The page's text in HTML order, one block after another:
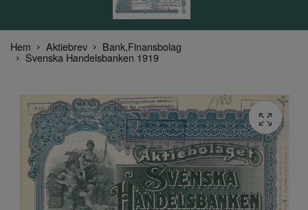
Hem Aktiebrev Bank,Finansbolag
Svenska Handelsbanken 1919